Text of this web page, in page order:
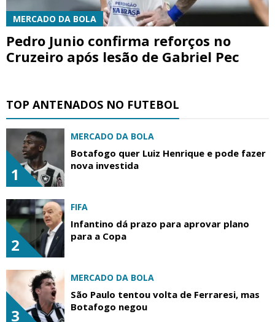
MERCADO DA BOLA
Pedro Junio confirma reforços no
Cruzeiro após lesão de Gabriel Pec
TOP ANTENADOS NO FUTEBOL
1
MERCADO DA BOLA
Botafogo quer Luiz Henrique e pode fazer
nova investida
2
FIFA
Infantino dá prazo para aprovar plano
para a Copa
3
MERCADO DA BOLA
São Paulo tentou volta de Ferraresi, mas
Botafogo negou